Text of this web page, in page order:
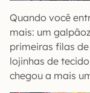
Quando você
mais: um
primeiras filas
lojinhas de
chegou a mais